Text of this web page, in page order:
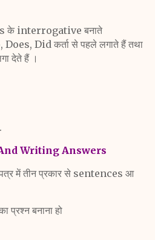
के interrogative बनाते
Did कर्ता से पहले लगाते हैं तथा
देते हैं ।
Writing Answers
पत्र में तीन प्रकार से sentences आ
प्रश्न बनाना हो